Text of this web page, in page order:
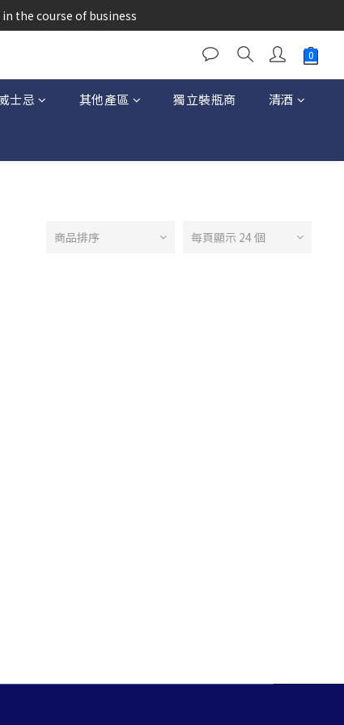
類。
the course of business
。
士忌 其他產區 獨立裝瓶商 清酒
商品排序 每頁顯示 24 個